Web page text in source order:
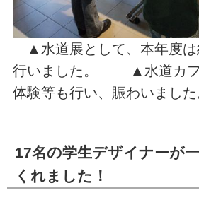
▲水道展として、本年度は
行いました。 ▲水道カフ
体験等も行い、賑わいました
17名の学生デザイナーが
くれました！